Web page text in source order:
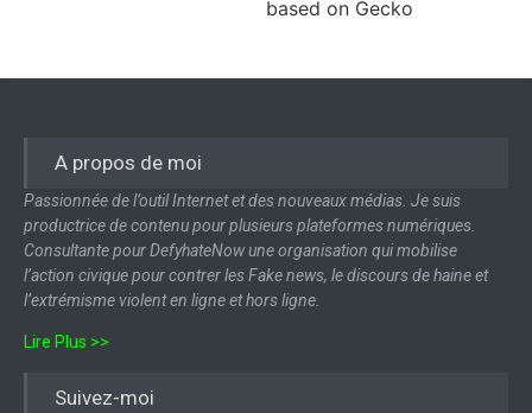
based on Gecko
A propos de moi
Passionnée de l’outil Internet et des nouveaux médias. Je suis
productrice de contenu pour plusieurs plateformes numériques.
Consultante pour DefyhateNow une organisation qui mobilise
l’action civique pour contrer les Fake news, le discours de haine et
l’extrémisme violent en ligne et hors ligne.
Lire Plus >>
Suivez-moi